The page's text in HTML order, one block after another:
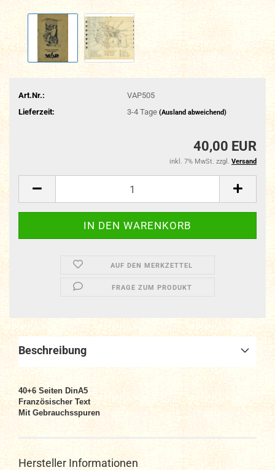
Art.Nr.:
VAP505
Lieferzeit:
3-4 Tage (Ausland abweichend)
40,00 EUR
inkl. 7% MwSt. zzgl. Versand
AUF DEN MERKZETTEL
FRAGE ZUM PRODUKT
Beschreibung
40+6Seiten DinA5
Französischer Text
Mit Gebrauchsspuren
Hersteller Informationen